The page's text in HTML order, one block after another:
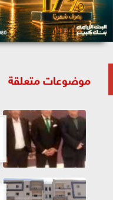
موضوعات متعلقة